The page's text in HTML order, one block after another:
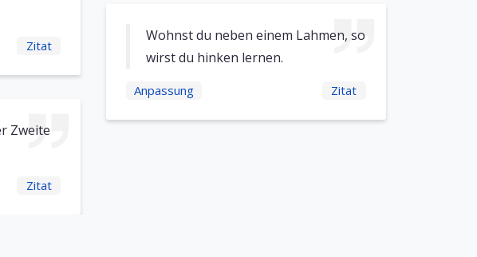
Zitat
Zweite
Zitat
Wohnst du neben einem Lahmen, so
wirst du hinken lernen.
Anpassung Zitat